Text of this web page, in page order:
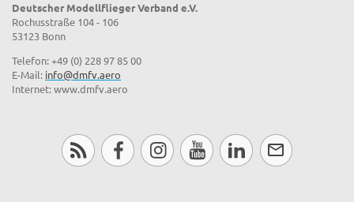
Deutscher Modellflieger Verband e.V.
Rochusstraße 104 - 106
53123 Bonn
Telefon: +49 (0) 228 97 85 00
E-Mail: info@dmfv.aero
Internet: www.dmfv.aero